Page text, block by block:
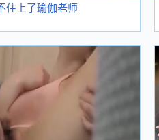
住上了瑜伽老师